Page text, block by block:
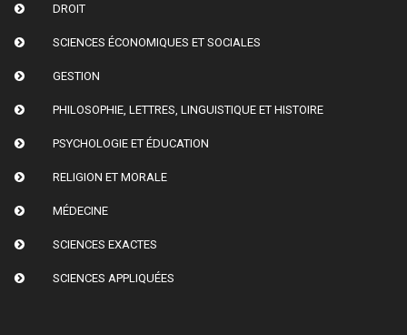
DROIT
SCIENCES ÉCONOMIQUES ET SOCIALES
GESTION
PHILOSOPHIE, LETTRES, LINGUISTIQUE ET HISTOIRE
PSYCHOLOGIE ET ÉDUCATION
RELIGION ET MORALE
MÉDECINE
SCIENCES EXACTES
SCIENCES APPLIQUÉES